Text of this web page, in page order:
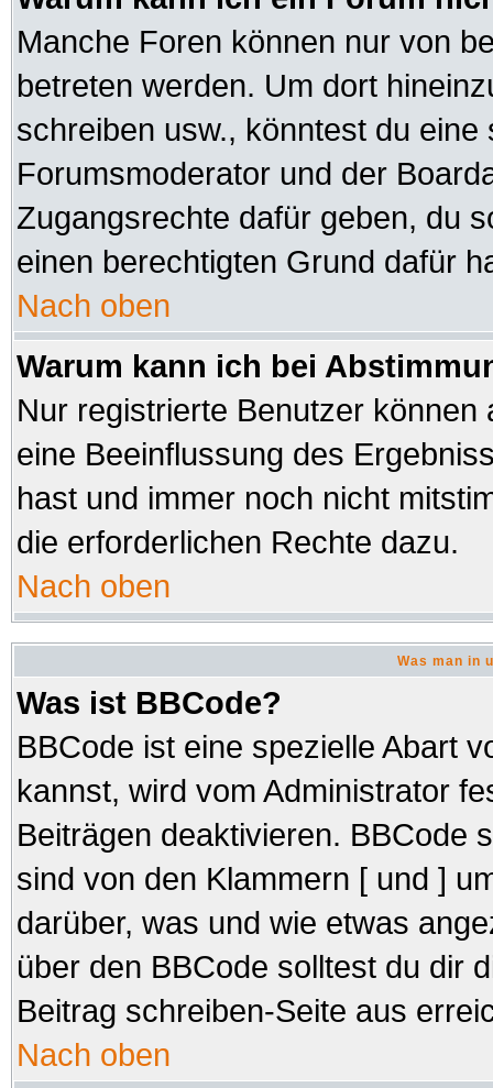
Manche Foren können nur von
betreten werden. Um dort
schreiben usw., könntest du
Forumsmoderator und der
Zugangsrechte dafür geben, du
einen berechtigten Grund dafür
Nach oben
Warum kann ich bei
Nur registrierte Benutzer
eine Beeinflussung des
hast und immer noch nicht
die erforderlichen Rechte dazu.
Nach oben
Was man in
Was ist BBCode?
BBCode ist eine spezielle Abart
kannst, wird vom Administrator
Beiträgen deaktivieren. BBCode
sind von den Klammern [ und ]
darüber, was und wie etwas
über den BBCode solltest du dir
Beitrag schreiben-Seite aus
Nach oben